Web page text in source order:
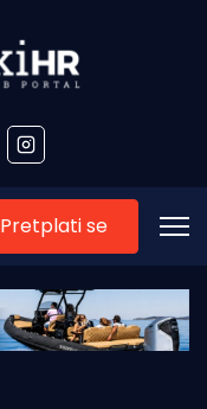
Pretplati se